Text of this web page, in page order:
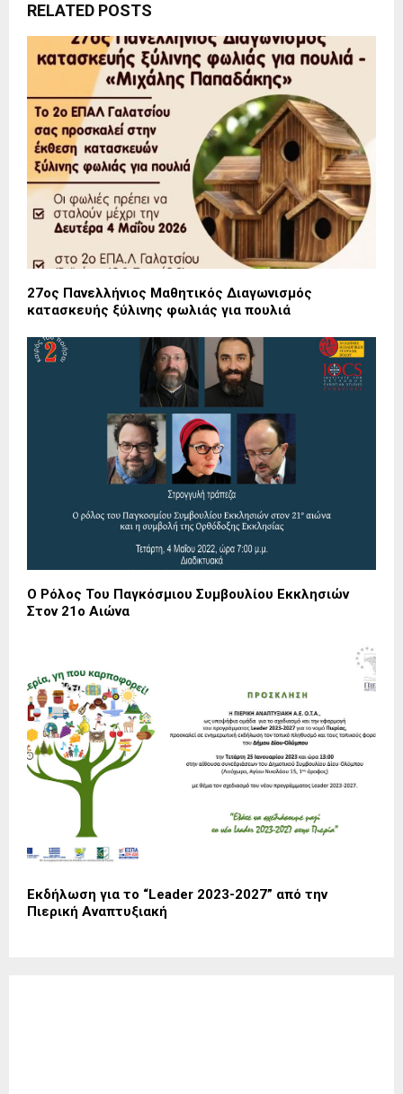
RELATED POSTS
27ος Πανελλήνιος Μαθητικός Διαγωνισμός
κατασκευής ξύλινης φωλιάς για πουλιά
Ο Ρόλος Του Παγκόσμιου Συμβουλίου Εκκλησιών
Στον 21ο Αιώνα
Εκδήλωση για το “Leader 2023-2027” από την
Πιερική Αναπτυξιακή